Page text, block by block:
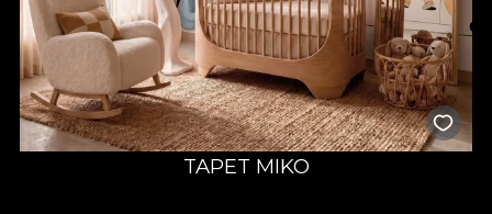
TAPET MIKO